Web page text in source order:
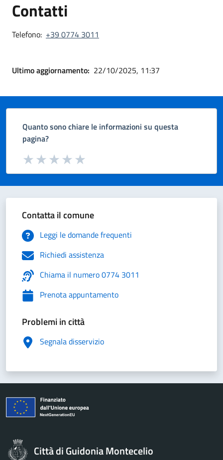
Contatti
Telefono: +39 0774 3011
Ultimo aggiornamento: 22/10/2025, 11:37
Quanto sono chiare le informazioni su questa
pagina?
Valuta da 1 a 5 stelle la pagina
Valuta 5 stelle su 5
Valuta 4 stelle su 5
Valuta 3 stelle su 5
Valuta 2 stelle su 5
Valuta 1 stelle su 5
Contatta il comune
Leggi le domande frequenti
Richiedi assistenza
Chiama il numero 0774 3011
Prenota appuntamento
Problemi in città
Segnala disservizio
Città di Guidonia Montecelio